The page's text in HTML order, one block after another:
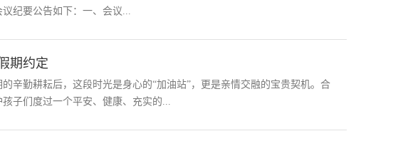
纪要公告如下：一、会议...
期约定
辛勤耕耘后，这段时光是身心的“加油站”，更是亲情交融的宝贵契机。合
子们度过一个平安、健康、充实的...